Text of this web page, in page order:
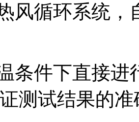
风循环系统，
条件下直接进
测试结果的准